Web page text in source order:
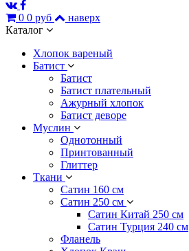
0 0 руб
наверх
Каталог
Хлопок вареный
Батист
Батист
Батист плательный
Ажурный хлопок
Батист деворе
Муслин
Однотонный
Принтованный
Глиттер
Ткани
Сатин 160 см
Сатин 250 см
Сатин Китай 250 см
Сатин Турция 240 см
Фланель